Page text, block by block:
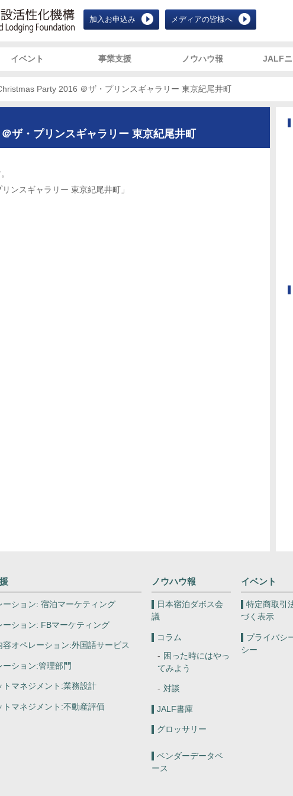
加入お申込み メディアの皆様へ
JALF 宿泊施設活性化機構 Japan Accommodation
イベント 事業支援 ノウハウ報 JALFニ
Party 2016 ＠ザ・プリンスギャラリー 東京紀尾井町
・プリンスギャラリー 東京紀尾井町
ンスギャラリー 東京紀尾井町」
ーション: 宿泊マーケティング
ーション: FBマーケティング
容オペレーション:外国語サービス
ーション:管理部門
トマネジメント:業務設計
トマネジメント:不動産評価
ノウハウ報
日本宿泊ダボス会
議
コラム
困った時にはやっ
てみよう
対談
JALF書庫
グロッサリー
ベンダーデータベ
ース
イベント
特定商取引
づく表示
プライバシ
シー